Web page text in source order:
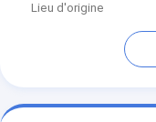
Lieu d'origine